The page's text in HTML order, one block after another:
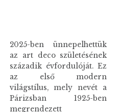
2025-ben ünnepelhettük
az art deco születésének
századik évfordulóját. Ez
az első modern
világstílus, mely nevét a
Párizsban 1925-ben
megrendezett